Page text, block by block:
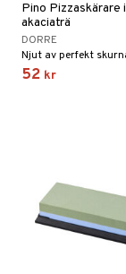
Pino Pizzaskärare i
akaciaträ
DORRE
52 kr